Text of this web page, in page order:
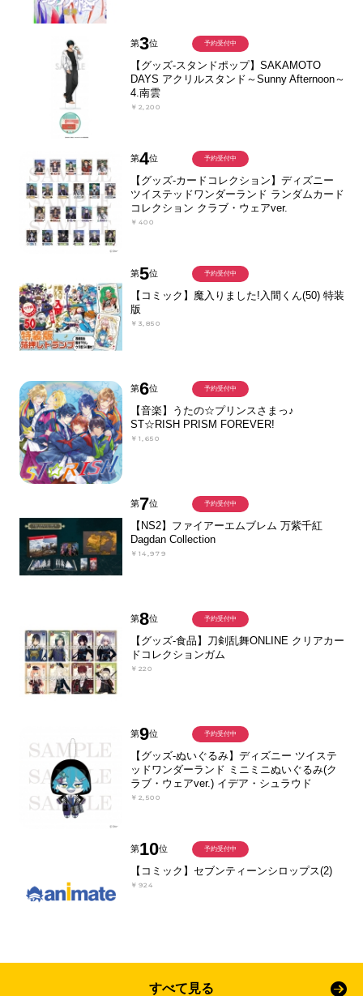
第3位
【グッズ-スタンドポップ】SAKAMOTO
DAYS アクリルスタンド～Sunny Afternoon～
4.南雲
￥2,200
予約受付中
第4位
【グッズ-カードコレクション】ディズニー
ツイステッドワンダーランド ランダムカード
コレクション クラブ・ウェアver.
￥400
予約受付中
第5位
【コミック】魔入りました!入間くん(50) 特装
版
￥3,850
予約受付中
第6位
【音楽】うたの☆プリンスさまっ♪
ST☆RISH PRISM FOREVER!
￥1,650
予約受付中
第7位
【NS2】ファイアーエムブレム 万紫千紅
Dagdan Collection
￥14,979
予約受付中
第8位
【グッズ-食品】刀剣乱舞ONLINE クリアカー
ドコレクションガム
￥220
予約受付中
第9位
【グッズ-ぬいぐるみ】ディズニー ツイステ
ッドワンダーランド ミニミニぬいぐるみ(ク
ラブ・ウェアver.) イデア・シュラウド
￥2,500
予約受付中
第10位
【コミック】セブンティーンシロップス(2)
￥924
予約受付中
すべて見る